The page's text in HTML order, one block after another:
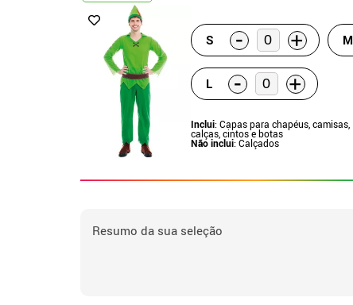
S - + M
L - +
Inclui: Capas para chapéus, camisas,
calças, cintos e botas
Não inclui: Calçados
Resumo da sua seleção